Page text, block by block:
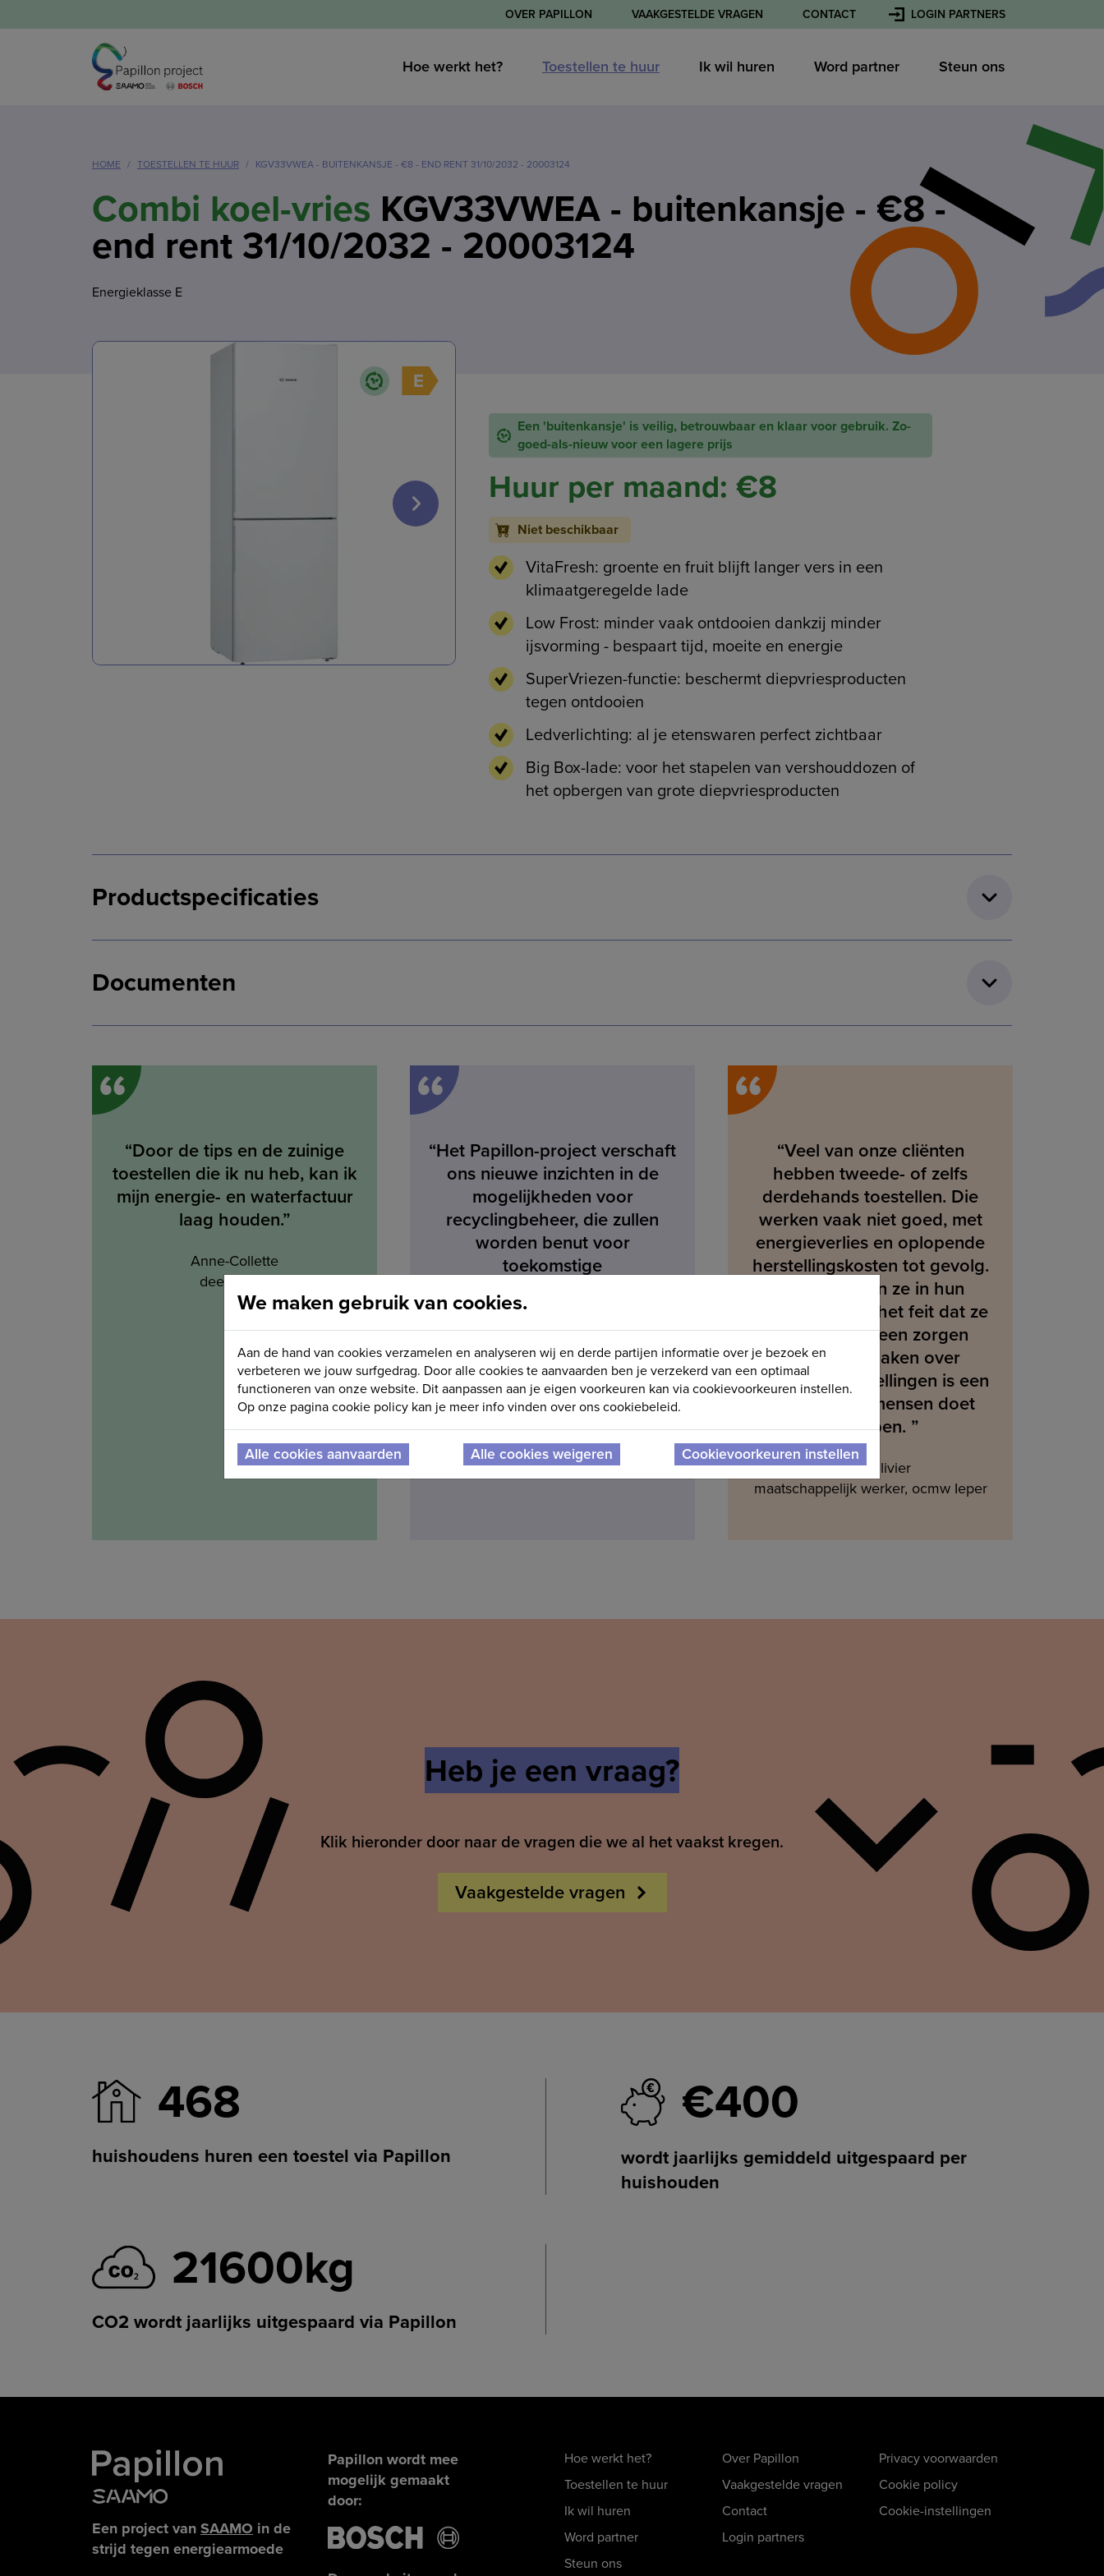
OVER PAPILLON VAAKGESTELDE VRAGEN CONTACT LOGIN PARTNERS
Hoe werkt het? Toestellen te huur Ik wil huren Word partner Steun ons
HOME TOESTELLEN TE HUUR KGV33VWEA - BUITENKANSJE - €8 - END RENT 31/10/2032 - 20003124
Combi koel-vries KGV33VWEA - buitenkansje - €8 -
end rent 31/10/2032 - 20003124
Energieklasse E
E
Een 'buitenkansje' is veilig, betrouwbaar en klaar voor gebruik. Zo-
goed-als-nieuw voor een lagere prijs
Huur per maand: €8
Niet beschikbaar
VitaFresh: groente en fruit blijft langer vers in een
klimaatgeregelde lade
Low Frost: minder vaak ontdooien dankzij minder
ijsvorming - bespaart tijd, moeite en energie
SuperVriezen-functie: beschermt diepvriesproducten
tegen ontdooien
Ledverlichting: al je etenswaren perfect zichtbaar
Big Box-lade: voor het stapelen van vershouddozen of
het opbergen van grote diepvriesproducten
Productspecificaties
Documenten
“
“Door de tips en de zuinige
toestellen die ik nu heb, kan ik
mijn energie- en waterfactuur
laag houden.”
Anne-Collette
deelnemer
“
“Het Papillon-project verschaft
ons nieuwe inzichten in de
mogelijkheden voor
recyclingbeheer, die zullen
worden benut voor
toekomstige
productontwikkeling.”
Bruno Vermoessen
projectmanager BSH Home Appliances
“
“Veel van onze cliënten
hebben tweede- of zelfs
derdehands toestellen. Die
werken vaak niet goed, met
energieverlies en oplopende
herstellingskosten tot gevolg.
En dat voelen ze in hun
budget. Vooral het feit dat ze
zich 10 jaar geen zorgen
hoeven te maken over
mogelijke herstellingen is een
pluspunt dat mensen doet
instappen. ”
Kinita Olivier
maatschappelijk werker, ocmw Ieper
Heb je een vraag?
Klik hieronder door naar de vragen die we al het vaakst kregen.
Vaakgestelde vragen
468
huishoudens huren een toestel via Papillon
€400
wordt jaarlijks gemiddeld uitgespaard per
huishouden
21600kg
CO2 wordt jaarlijks uitgespaard via Papillon
Een project vanSAAMO in de
strijd tegen energiearmoede
Papillon wordt mee
mogelijk gemaakt
door:
Hoe werkt het?
Toestellen te huur
Ik wil huren
Word partner
Steun ons
Over Papillon
Vaakgestelde vragen
Contact
Login partners
Privacy voorwaarden
Cookie policy
Cookie-instellingen
We maken gebruik van cookies.
Aan de hand van cookies verzamelen en analyseren wij en derde partijen informatie over je bezoek en
verbeteren we jouw surfgedrag. Door alle cookies te aanvaarden ben je verzekerd van een optimaal
functioneren van onze website. Dit aanpassen aan je eigen voorkeuren kan via cookievoorkeuren instellen.
Op onze pagina cookie policy kan je meer info vinden over ons cookiebeleid.
Alle cookies aanvaarden Alle cookies weigeren Cookievoorkeuren instellen